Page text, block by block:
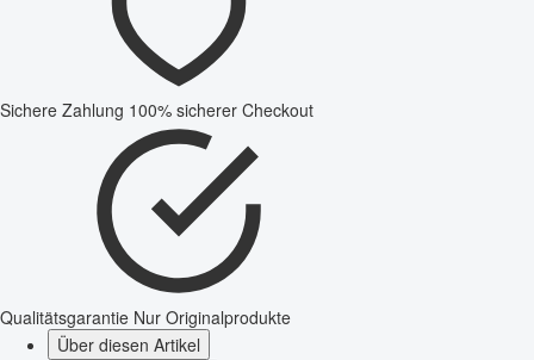
Sichere Zahlung 100% sicherer Checkout
Qualitätsgarantie Nur Originalprodukte
Über diesen Artikel